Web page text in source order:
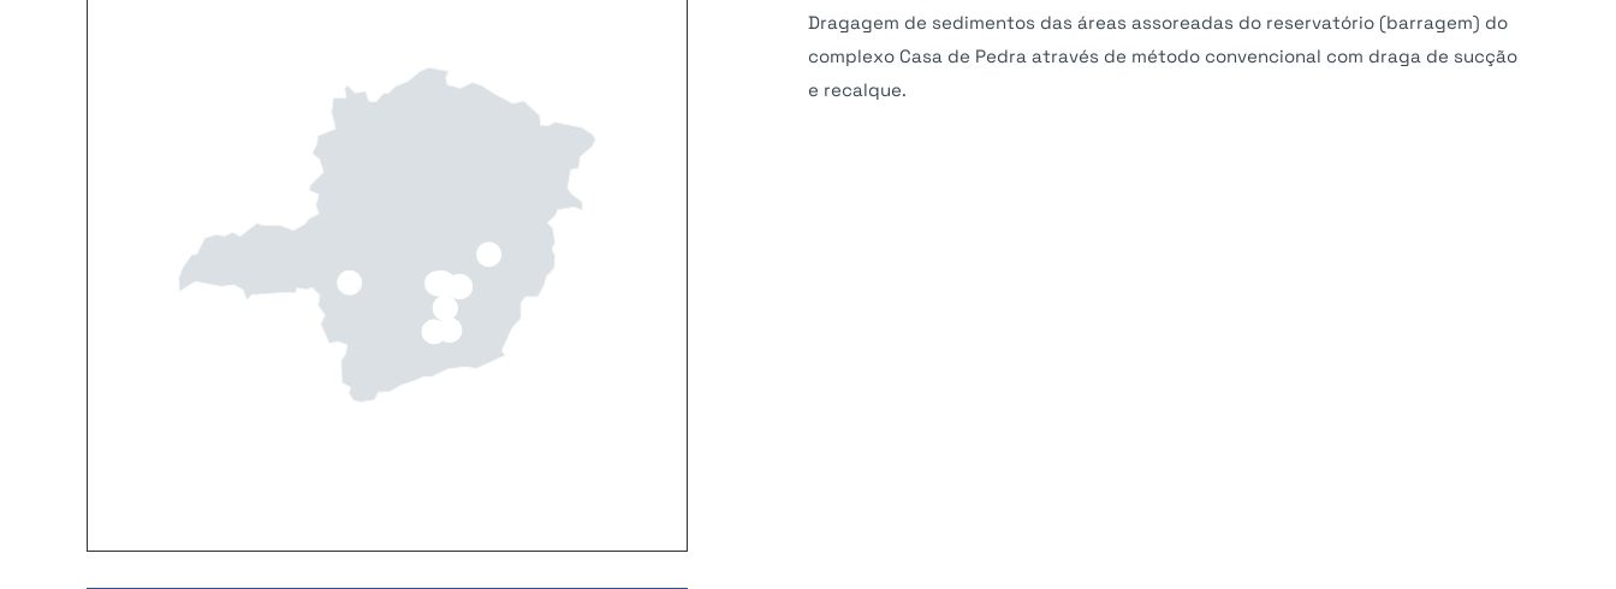
Dragagem de sedimentos das áreas assoreadas do reservatório (barragem) do
complexo Casa de Pedra através de método convencional com draga de sucção
e recalque.